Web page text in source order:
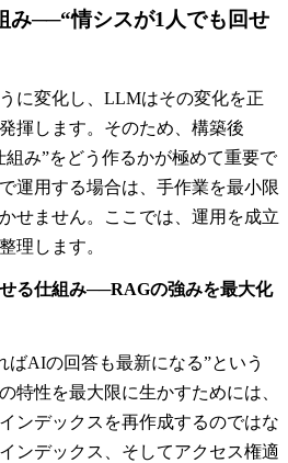
み──“情シスが1人でも回せ
に変化し、LLMはその変化を正
揮します。そのため、構築後
み”をどう作るかが極めて重要で
運用する場合は、手作業を最小限
せません。ここでは、運用を成立
理します。
る仕組み──RAGの強みを最大化
ばAIの回答も最新になる”という
特性を最大限に生かすためには、
ンデックスを再作成するのではな
ンデックス、そしてアクセス権適